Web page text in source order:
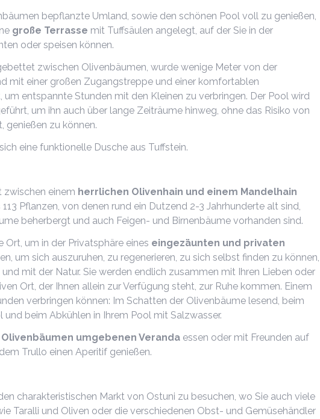
bepflanzte Umland, sowie den schönen Pool voll zu genießen,
große Terrasse mit Tuffsäulen angelegt, auf der Sie in der
oder speisen können.
zwischen Olivenbäumen, wurde wenige Meter von der
mit einer großen Zugangstreppe und einer komfortablen
um entspannte Stunden mit den Kleinen zu verbringen. Der Pool wird
um ihn auch über lange Zeiträume hinweg, ohne das Risiko von
genießen zu können.
eine funktionelle Dusche aus Tuffstein.
zwischen einem herrlichen Olivenhain und einem Mandelhain
Pflanzen, von denen rund ein Dutzend 2-3 Jahrhunderte alt sind,
beherbergt und auch Feigen- und Birnenbäume vorhanden sind.
Ort, um in der Privatsphäre eines eingezäunten und privaten
um sich auszuruhen, zu regenerieren, zu sich selbst finden zu können,
mit der Natur. Sie werden endlich zusammen mit Ihren Lieben oder
Ort, der Ihnen allein zur Verfügung steht, zur Ruhe kommen. Einem
verbringen können: Im Schatten der Olivenbäume lesend, beim
beim Abkühlen in Ihrem Pool mit Salzwasser.
Olivenbäumen umgebenen Veranda essen oder mit Freunden auf
Trullo einen Aperitif genießen.
charakteristischen Markt von Ostuni zu besuchen, wo Sie auch viele
Taralli und Oliven oder die verschiedenen Obst- und Gemüsehändler